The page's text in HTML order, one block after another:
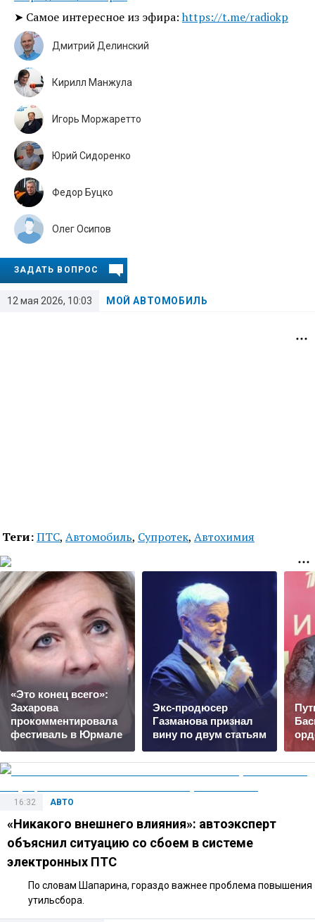
➤ Самое интересное из эфира:https://t.me/radiokp
12 мая 2026, 10:03 МОЙ АВТОМОБИЛЬ
Дмитрий Делинский
Кирилл Манжула
Игорь Моржаретто
Юрий Сидоренко
Федор Буцко
Олег Осипов
ЗАДАТЬ ВОПРОС
Теги:ПТС, Автомобиль, Супротек, Автохимия
«Это конец всего»:
Захарова
прокомментировала
фестиваль в Юрмале
Экс-продюсер
Газманова признал
вину по двум статьям
АВТО
16:32
«Никакого внешнего влияния»: автоэксперт
объяснил ситуацию со сбоем в системе
электронных ПТС
По словам Шапарина, гораздо важнее проблема повышения
утильсбора.